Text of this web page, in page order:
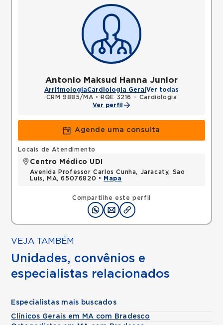
Antonio Maksud Hanna Junior
ArritmologiaCardiologia Geral Ver todas
CRM 9885/MA •
RQE 3216 - Cardiologia
Ver perfil
Agende uma consulta
Compartilhe este perfil
Locais de Atendimento
Centro Médico UDI
Avenida Professor Carlos Cunha, Jaracaty, Sao
Luis, MA, 65076820 •
Mapa
VEJA TAMBÉM
Unidades, convênios e
especialistas relacionados
Especialistas mais buscados
Clínicos Gerais em MA com Bradesco